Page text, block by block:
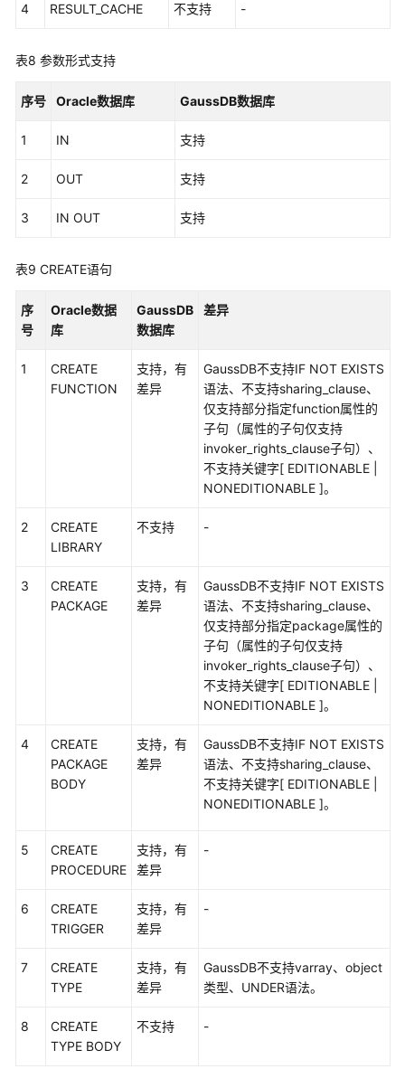
视
GaussDB
式
本
容
性
参
考
通
过
的
权
限
接
云
计
服
4 RESULT_CACHE 不支持 -
表8 参数形式支持
序号 Oracle数据库 GaussDB数据库
1 IN 支持
2 OUT 支持
3 IN OUT 支持
表9 CREATE语句
序
号
Oracle数据
库
GaussDB
数据库
差异
1
CREATE
FUNCTION
支持，有
差异
GaussDB不支持IF NOT EXISTS
语法、不支持sharing_clause、
仅支持部分指定function属性的
子句（属性的子句仅支持
invoker_rights_clause子句）、
不支持关键字[ EDITIONABLE |
NONEDITIONABLE ]。
2
CREATE
LIBRARY
不支持 -
3
CREATE
PACKAGE
支持，有
差异
GaussDB不支持IF NOT EXISTS
语法、不支持sharing_clause、
仅支持部分指定package属性的
子句（属性的子句仅支持
invoker_rights_clause子句）、
不支持关键字[ EDITIONABLE |
NONEDITIONABLE ]。
4
CREATE
PACKAGE
BODY
支持，有
差异
GaussDB不支持IF NOT EXISTS
语法、不支持sharing_clause、
不支持关键字[ EDITIONABLE |
NONEDITIONABLE ]。
5
CREATE
PROCEDURE
支持，有
差异
-
6
CREATE
TRIGGER
支持，有
差异
-
7
CREATE
TYPE
支持，有
差异
GaussDB不支持varray、object
类型、UNDER语法。
8
CREATE
TYPE BODY
不支持 -